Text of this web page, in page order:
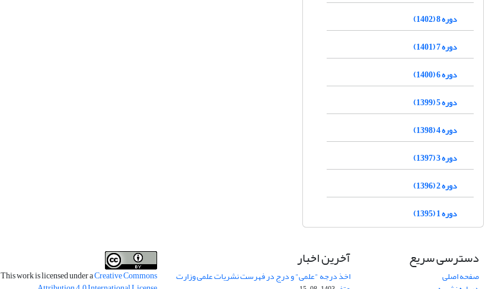
دوره 8 (1402)
دوره 7 (1401)
دوره 6 (1400)
دوره 5 (1399)
دوره 4 (1398)
دوره 3 (1397)
دوره 2 (1396)
دوره 1 (1395)
دسترسی سریع
صفحه اصلی
آخرین اخبار
اخذ درجه "علمی" و درج در فهرست نشریات علمی وزارت This work is licensed under aCreative Commons